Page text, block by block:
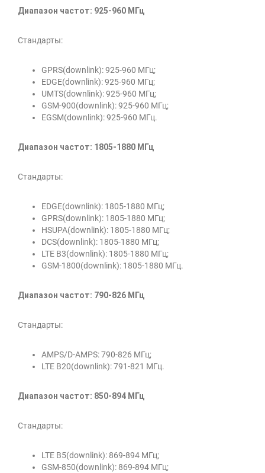
Диапазон частот: 925-960 МГц
Стандарты:
GPRS(downlink): 925-960 МГц;
EDGE(downlink): 925-960 МГц;
UMTS(downlink): 925-960 МГц;
GSM-900(downlink): 925-960 МГц;
EGSM(downlink): 925-960 МГц.
Диапазон частот: 1805-1880 МГц
Стандарты:
EDGE(downlink): 1805-1880 МГц;
GPRS(downlink): 1805-1880 МГц;
HSUPA(downlink): 1805-1880 МГц;
DCS(downlink): 1805-1880 МГц;
LTE B3(downlink): 1805-1880 МГц;
GSM-1800(downlink): 1805-1880 МГц.
Диапазон частот: 790-826 МГц
Стандарты:
AMPS/D-AMPS: 790-826 МГц;
LTE B20(downlink): 791-821 МГц.
Диапазон частот: 850-894 МГц
Стандарты:
LTE B5(downlink): 869-894 МГц;
GSM-850(downlink): 869-894 МГц;